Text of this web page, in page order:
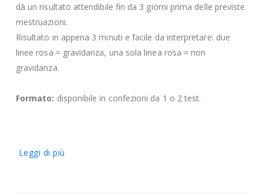
dà un risultato attendibile fin da 3 giorni prima delle previste
mestruazioni.
Risultato in appena 3 minuti e facile da interpretare: due
linee rosa = gravidanza, una sola linea rosa = non
gravidanza.
Formato: disponibile in confezioni da 1 o 2 test.
Leggi di più